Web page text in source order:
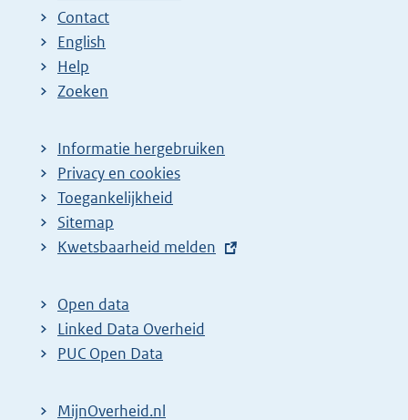
Contact
English
Help
Zoeken
Informatie hergebruiken
Privacy en cookies
Toegankelijkheid
Sitemap
E
t
e
r
Kwetsbaarheid melden
Open data
Linked Data Overheid
PUC Open Data
MijnOverheid.nl